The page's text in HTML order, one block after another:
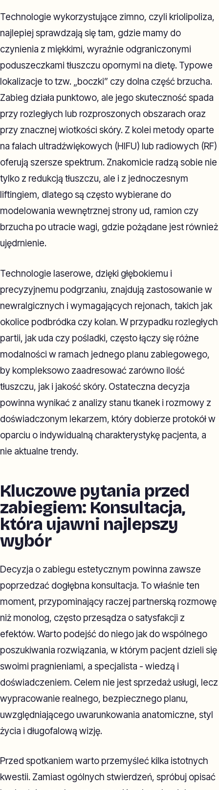
Technologie wykorzystujące zimno, czyli kriolipoliza,
najlepiej sprawdzają się tam, gdzie mamy do
czynienia z miękkimi, wyraźnie odgraniczonymi
poduszeczkami tłuszczu opornymi na dietę. Typowe
lokalizacje to tzw. „boczki” czy dolna część brzucha.
Zabieg działa punktowo, ale jego skuteczność spada
przy rozległych lub rozproszonych obszarach oraz
przy znacznej wiotkości skóry. Z kolei metody oparte
na falach ultradźwiękowych (HIFU) lub radiowych (RF)
oferują szersze spektrum. Znakomicie radzą sobie nie
tylko z redukcją tłuszczu, ale i z jednoczesnym
liftingiem, dlatego są często wybierane do
modelowania wewnętrznej strony ud, ramion czy
brzucha po utracie wagi, gdzie pożądane jest również
ujędrnienie.
Technologie laserowe, dzięki głębokiemu i
precyzyjnemu podgrzaniu, znajdują zastosowanie w
newralgicznych i wymagających rejonach, takich jak
okolice podbródka czy kolan. W przypadku rozległych
partii, jak uda czy pośladki, często łączy się różne
modalności w ramach jednego planu zabiegowego,
by kompleksowo zaadresować zarówno ilość
tłuszczu, jak i jakość skóry. Ostateczna decyzja
powinna wynikać z analizy stanu tkanek i rozmowy z
doświadczonym lekarzem, który dobierze protokół w
oparciu o indywidualną charakterystykę pacjenta, a
nie aktualne trendy.
Kluczowe pytania przed
zabiegiem: Konsultacja,
która ujawni najlepszy
wybór
Decyzja o zabiegu estetycznym powinna zawsze
poprzedzać dogłębna konsultacja. To właśnie ten
moment, przypominający raczej partnerską rozmowę
niż monolog, często przesądza o satysfakcji z
efektów. Warto podejść do niego jak do wspólnego
poszukiwania rozwiązania, w którym pacjent dzieli się
swoimi pragnieniami, a specjalista - wiedzą i
doświadczeniem. Celem nie jest sprzedaż usługi, lecz
wypracowanie realnego, bezpiecznego planu,
uwzględniającego uwarunkowania anatomiczne, styl
życia i długofalową wizję.
Przed spotkaniem warto przemyśleć kilka istotnych
kwestii. Zamiast ogólnych stwierdzeń, spróbuj opisać